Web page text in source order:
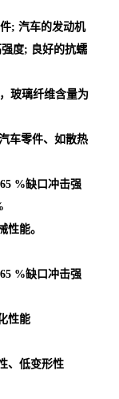
; 汽车的发动机
度; 良好的抗蠕
玻璃纤维含量为
车零件、如散热
%缺口冲击强
性能。
%缺口冲击强
性能
、低变形性